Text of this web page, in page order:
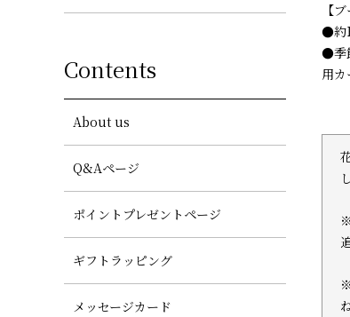
Contents
About us
Q&Aページ
ポイントプレゼントページ
ギフトラッピング
メッセージカード
【
●約
●季
用